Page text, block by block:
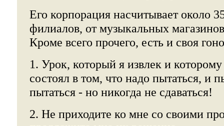
Его корпорация насчитывает около
филиалов, от музыкальных
Кроме всего прочего, есть и своя
1. Урок, который я извлек и
состоял в том, что надо пытаться, и
пытаться - но никогда не сдаваться!
2. Не приходите ко мне со своими